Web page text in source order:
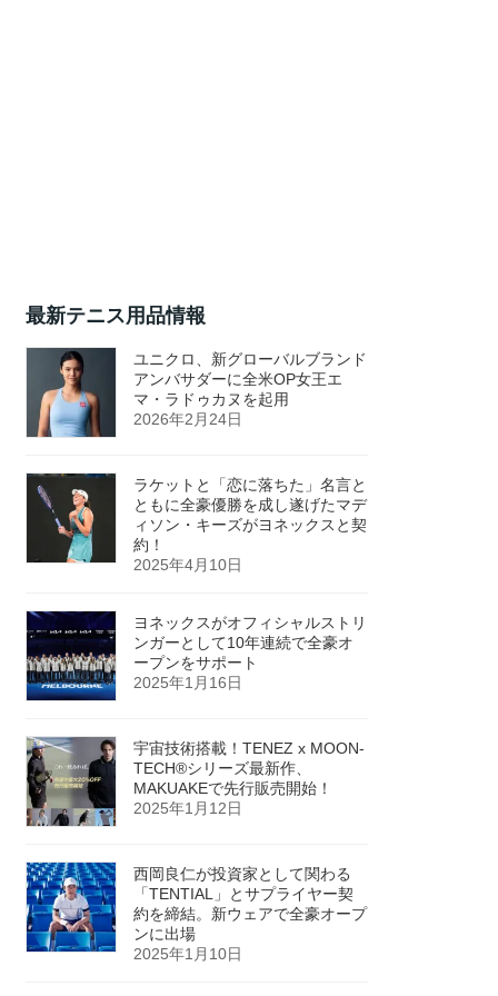
最新テニス用品情報
ユニクロ、新グローバルブランド
アンバサダーに全米OP女王エ
マ・ラドゥカヌを起用
2026年2月24日
ラケットと「恋に落ちた」名言と
ともに全豪優勝を成し遂げたマデ
ィソン・キーズがヨネックスと契
約！
2025年4月10日
ヨネックスがオフィシャルストリ
ンガーとして10年連続で全豪オ
ープンをサポート
2025年1月16日
宇宙技術搭載！TENEZ x MOON-
TECH®シリーズ最新作、
MAKUAKEで先行販売開始！
2025年1月12日
西岡良仁が投資家として関わる
「TENTIAL」とサプライヤー契
約を締結。新ウェアで全豪オープ
ンに出場
2025年1月10日